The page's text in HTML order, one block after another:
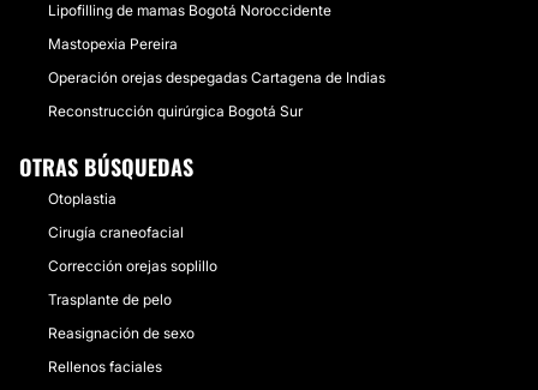
Lipofilling de mamas Bogotá Noroccidente
Mastopexia Pereira
Operación orejas despegadas Cartagena de Indias
Reconstrucción quirúrgica Bogotá Sur
OTRAS BÚSQUEDAS
Otoplastia
Cirugía craneofacial
Corrección orejas soplillo
Trasplante de pelo
Reasignación de sexo
Rellenos faciales